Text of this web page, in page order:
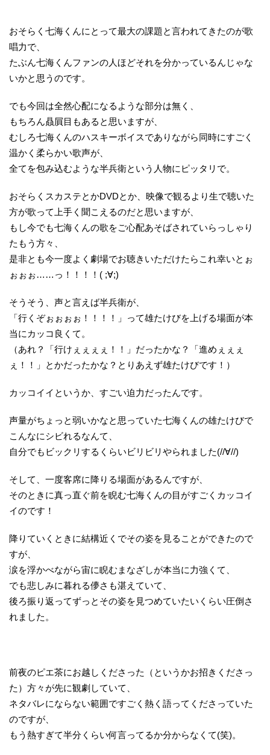
おそらく七海くんにとって最大の課題と言われてきたのが歌
唱力で、
たぶん七海くんファンの人ほどそれを分かっているんじゃな
いかと思うのです。
でも今回は全然心配になるような部分は無く、
もちろん贔屓目もあると思いますが、
むしろ七海くんのハスキーボイスでありながら同時にすごく
温かく柔らかい歌声が、
全てを包み込むような半兵衛という人物にピッタリで。
おそらくスカステとかDVDとか、映像で観るより生で聴いた
方が歌って上手く聞こえるのだと思いますが、
もし今でも七海くんの歌をご心配あそばされていらっしゃり
たもう方々、
是非とも今一度よく劇場でお聴きいただけたらこれ幸いとぉ
ぉぉぉ……っ！！！！( ;∀;)
そうそう、声と言えば半兵衛が、
「行くぞぉぉぉぉ！！！！」って雄たけびを上げる場面が本
当にカッコ良くて。
（あれ？「行けぇぇぇぇ！！」だったかな？「進めぇぇぇ
ぇ！！」とかだったかな？とりあえず雄たけびです！）
カッコイイというか、すごい迫力だったんです。
声量がちょっと弱いかなと思っていた七海くんの雄たけびで
こんなにシビれるなんて、
自分でもビックリするくらいビリビリやられました(//∀//)
そして、一度客席に降りる場面があるんですが、
そのときに真っ直ぐ前を睨む七海くんの目がすごくカッコイ
イのです！
降りていくときに結構近くでその姿を見ることができたので
すが、
涙を浮かべながら宙に睨むまなざしが本当に力強くて、
でも悲しみに暮れる儚さも湛えていて、
後ろ振り返ってずっとその姿を見つめていたいくらい圧倒さ
れました。
前夜のピエ茶にお越しくださった（というかお招きくださっ
た）方々が先に観劇していて、
ネタバレにならない範囲ですごく熱く語ってくださっていた
のですが、
もう熱すぎて半分くらい何言ってるか分からなくて(笑)。